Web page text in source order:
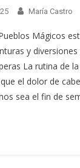
María Castro
Mágicos
y
La rutina de
el dolor de
sea el fin de